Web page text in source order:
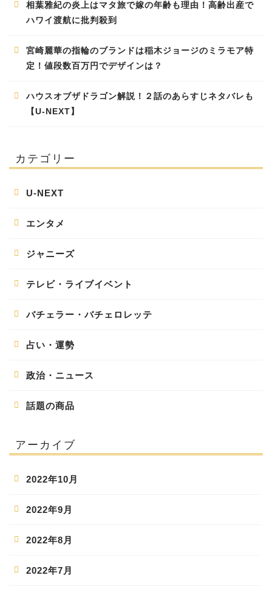
相葉雅紀の炎上はマタ旅で嫁の年齢も理由！高齢出産で
ハワイ渡航に批判殺到
宮崎麗華の指輪のブランドは稲木ジョージのミラモア特
定！値段数百万円でデザインは？
ハウスオブザドラゴン解説！２話のあらすじネタバレも
【U-NEXT】
カテゴリー
U-NEXT
エンタメ
ジャニーズ
テレビ・ライブイベント
バチェラー・バチェロレッテ
占い・運勢
政治・ニュース
話題の商品
アーカイブ
2022年10月
2022年9月
2022年8月
2022年7月